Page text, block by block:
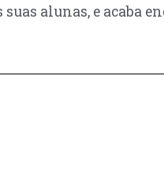
alunas, e acaba